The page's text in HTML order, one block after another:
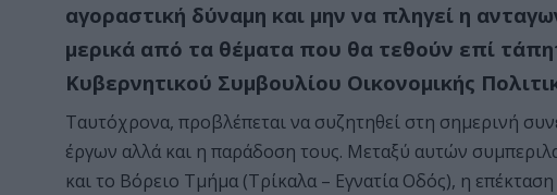
αγοραστική δύναμη και μην να πληγεί η
μερικά από τα θέματα που θα τεθούν επί
Κυβερνητικού Συμβουλίου Οικονομικής
Ταυτόχρονα, προβλέπεται να συζητηθεί στη σημερινή
έργων αλλά και η παράδοση τους. Μεταξύ αυτών
και το Βόρειο Τμήμα (Τρίκαλα – Εγνατία Οδός), η